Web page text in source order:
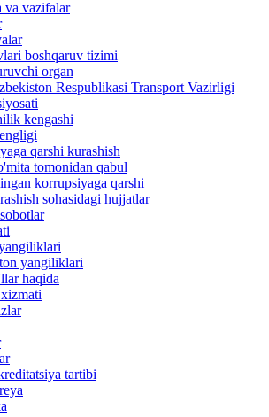
va vazifalar
boshqaruv tizimi
organ
Respublikasi Transport Vazirligi
kengashi
qarshi kurashish
tomonidan qabul
korrupsiyaga qarshi
sohasidagi hujjatlar
yangiliklari
haqida
tartibi